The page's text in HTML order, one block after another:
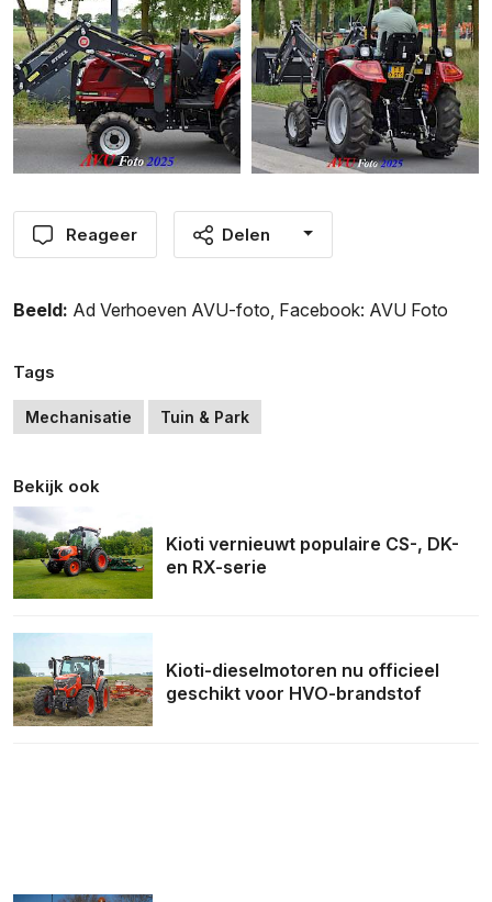
Reageer Delen
Beeld: Ad Verhoeven AVU-foto Facebook: AVU Foto
Tags
Mechanisatie Tuin & Park
Bekijk ook
Kioti vernieuwt populaire CS-, DK-
en RX-serie
Kioti-dieselmotoren nu officieel
geschikt voor HVO-brandstof